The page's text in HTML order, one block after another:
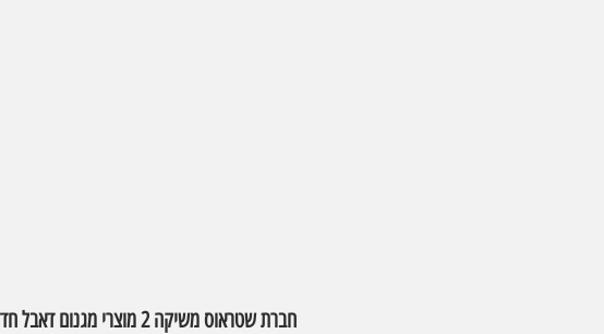
חברת שטראוס משיקה 2 מוצרי מגנום דאבל חדשניים.